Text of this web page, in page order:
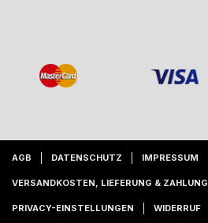
AGB DATENSCHUTZ IMPRESSUM
VERSANDKOSTEN, LIEFERUNG & ZAHLUNG
PRIVACY-EINSTELLUNGEN WIDERRUF